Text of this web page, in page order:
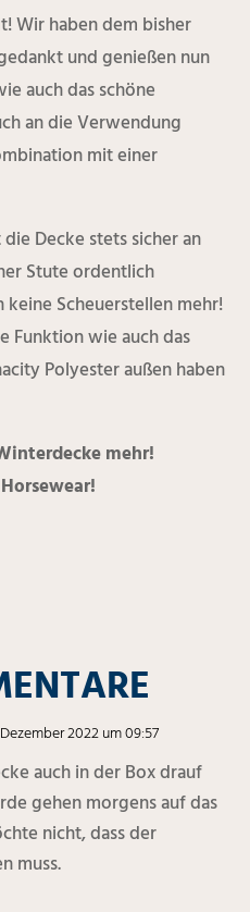
Wir haben dem bisher
und genießen nun
auch das schöne
an die Verwendung
mit einer
Decke stets sicher an
Stute ordentlich
Scheuerstellen mehr!
Funktion wie auch das
Polyester außen haben
mehr!
2022 um 09:57
auch in der Box drauf
gehen morgens auf das
nicht, dass der
muss.